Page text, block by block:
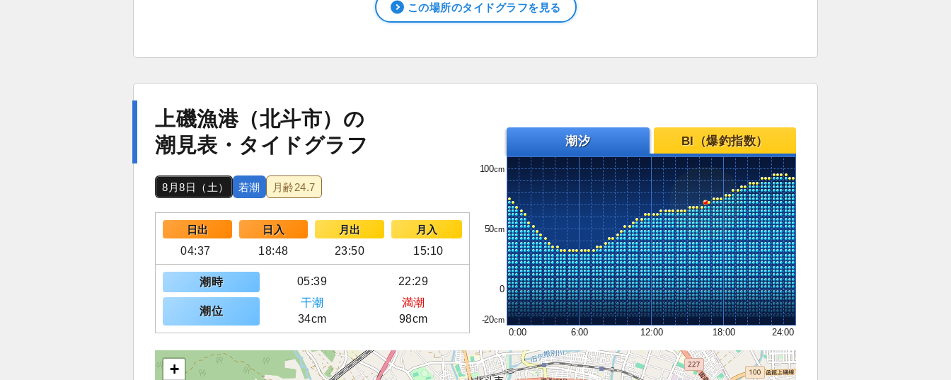
この場所のタイドグラフを見る
上磯漁港（北斗市）の
潮見表・タイドグラフ
8月8日（土） 若潮 月齢24.7
日出 日入 月出
月入
04:37
18:48 23:50 15:10
潮時 05:39 22:29
潮位
干潮
満潮
34cm
98cm
潮汐 BI（爆釣指数）
100
50
0
-20
0:00
6:00 12:00 18:00 24:00
+